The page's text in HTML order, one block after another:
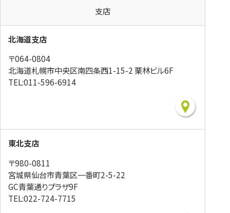
支店
北海道支店
〒064-0804
北海道札幌市中央区南四条西1-15-2 栗林ビル6F
TEL:011-596-6914
東北支店
〒980-0811
宮城県仙台市青葉区一番町2-5-22
GC青葉通りプラザ9F
TEL:022-724-7715